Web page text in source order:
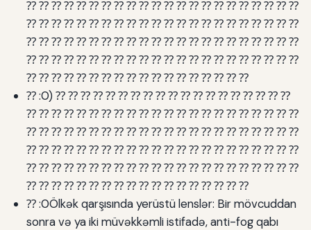
⁇ ⁇ ⁇ ⁇ ⁇ ⁇ ⁇ ⁇ ⁇ ⁇ ⁇ ⁇ ⁇ ⁇ ⁇ ⁇ ⁇ ⁇ ⁇ ⁇ ⁇ ⁇
⁇ ⁇ ⁇ ⁇ ⁇ ⁇ ⁇ ⁇ ⁇ ⁇ ⁇ ⁇ ⁇ ⁇ ⁇ ⁇ ⁇ ⁇ ⁇ ⁇ ⁇ ⁇
⁇ ⁇ ⁇ ⁇ ⁇ ⁇ ⁇ ⁇ ⁇ ⁇ ⁇ ⁇ ⁇ ⁇ ⁇ ⁇ ⁇ ⁇ ⁇ ⁇ ⁇ ⁇
⁇ ⁇ ⁇ ⁇ ⁇ ⁇ ⁇ ⁇ ⁇ ⁇ ⁇ ⁇ ⁇ ⁇ ⁇ ⁇ ⁇ ⁇ ⁇ ⁇ ⁇ ⁇
⁇ ⁇ ⁇ ⁇ ⁇ ⁇ ⁇ ⁇ ⁇ ⁇ ⁇ ⁇ ⁇ ⁇ ⁇ ⁇ ⁇ ⁇
⁇ :0) ⁇ ⁇ ⁇ ⁇ ⁇ ⁇ ⁇ ⁇ ⁇ ⁇ ⁇ ⁇ ⁇ ⁇ ⁇ ⁇ ⁇ ⁇ ⁇
⁇ ⁇ ⁇ ⁇ ⁇ ⁇ ⁇ ⁇ ⁇ ⁇ ⁇ ⁇ ⁇ ⁇ ⁇ ⁇ ⁇ ⁇ ⁇ ⁇ ⁇ ⁇
⁇ ⁇ ⁇ ⁇ ⁇ ⁇ ⁇ ⁇ ⁇ ⁇ ⁇ ⁇ ⁇ ⁇ ⁇ ⁇ ⁇ ⁇ ⁇ ⁇ ⁇ ⁇
⁇ ⁇ ⁇ ⁇ ⁇ ⁇ ⁇ ⁇ ⁇ ⁇ ⁇ ⁇ ⁇ ⁇ ⁇ ⁇ ⁇ ⁇ ⁇ ⁇ ⁇ ⁇
⁇ ⁇ ⁇ ⁇ ⁇ ⁇ ⁇ ⁇ ⁇ ⁇ ⁇ ⁇ ⁇ ⁇ ⁇ ⁇ ⁇ ⁇ ⁇ ⁇ ⁇ ⁇
⁇ ⁇ ⁇ ⁇ ⁇ ⁇ ⁇ ⁇ ⁇ ⁇ ⁇ ⁇ ⁇ ⁇ ⁇ ⁇ ⁇ ⁇
⁇ :0Ölkək qarşısında yerüstü lenslər: Bir mövcuddan
sonra və ya iki müvəkkəmli istifadə, anti-fog qabı